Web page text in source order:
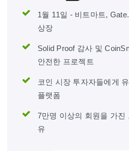
1월 11일 - 비트마트,
상장
Solid Proof 감사 및
안전한 프로젝트
코인 시장 투자자들에게
플랫폼
7만명 이상의 회원을 가진
유